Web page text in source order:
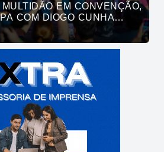
EM CONVENÇÃO,
COM DIOGO CUNHA
E ANDRÉ GADELHA E
A DAR O PRÓXIMO